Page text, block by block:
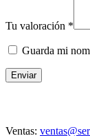
Tu valoración *
Guarda mi
Enviar
Ventas: